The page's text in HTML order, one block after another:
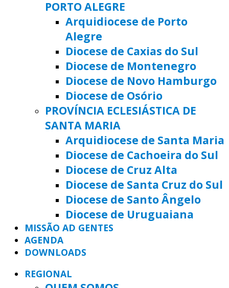
PORTO ALEGRE
Arquidiocese de Porto
Alegre
Diocese de Caxias do Sul
Diocese de Montenegro
Diocese de Novo Hamburgo
Diocese de Osório
PROVÍNCIA ECLESIÁSTICA DE
SANTA MARIA
Arquidiocese de Santa Maria
Diocese de Cachoeira do Sul
Diocese de Cruz Alta
Diocese de Santa Cruz do Sul
Diocese de Santo Ângelo
Diocese de Uruguaiana
MISSÃO AD GENTES
AGENDA
DOWNLOADS
REGIONAL